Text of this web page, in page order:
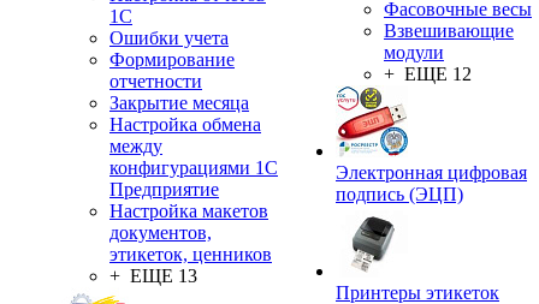
1С
Ошибки учета
Формирование
отчетности
Закрытие месяца
Настройка обмена
между
конфигурациями 1С
Предприятие
Настройка макетов
документов,
этикеток, ценников
+ ЕЩЕ 13
Фасовочные весы
Взвешивающие
модули
+ ЕЩЕ 12
Электронная цифровая
подпись (ЭЦП)
Принтеры этикеток